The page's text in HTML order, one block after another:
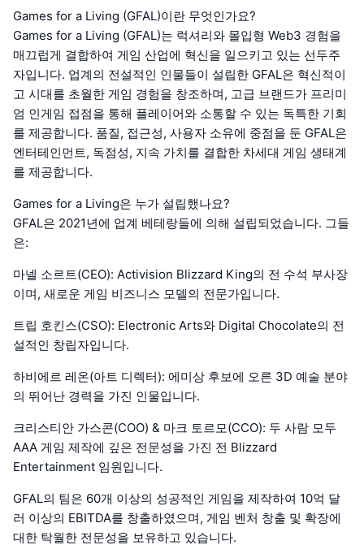
Games for a Living (GFAL)이란 무엇인가요?
Games for a Living (GFAL)는 럭셔리와 몰입형 Web3 경험을
매끄럽게 결합하여 게임 산업에 혁신을 일으키고 있는 선두주
자입니다. 업계의 전설적인 인물들이 설립한 GFAL은 혁신적이
고 시대를 초월한 게임 경험을 창조하며, 고급 브랜드가 프리미
엄 인게임 접점을 통해 플레이어와 소통할 수 있는 독특한 기회
를 제공합니다. 품질, 접근성, 사용자 소유에 중점을 둔 GFAL은
엔터테인먼트, 독점성, 지속 가치를 결합한 차세대 게임 생태계
를 제공합니다.
Games for a Living은 누가 설립했나요?
GFAL은 2021년에 업계 베테랑들에 의해 설립되었습니다. 그들
은:
마넬 소르트(CEO): Activision Blizzard King의 전 수석 부사장
이며, 새로운 게임 비즈니스 모델의 전문가입니다.
트립 호킨스(CSO): Electronic Arts와 Digital Chocolate의 전
설적인 창립자입니다.
하비에르 레온(아트 디렉터): 에미상 후보에 오른 3D 예술 분야
의 뛰어난 경력을 가진 인물입니다.
크리스티안 가스콘(COO) & 마크 토르모(CCO): 두 사람 모두
AAA 게임 제작에 깊은 전문성을 가진 전 Blizzard
Entertainment 임원입니다.
GFAL의 팀은 60개 이상의 성공적인 게임을 제작하여 10억 달
러 이상의 EBITDA를 창출하였으며, 게임 벤처 창출 및 확장에
대한 탁월한 전문성을 보유하고 있습니다.